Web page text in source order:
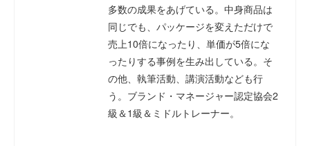
多数の成果をあげている。中身商品は
同じでも、パッケージを変えただけで
売上10倍になったり、単価が5倍にな
ったりする事例を生み出している。そ
の他、執筆活動、講演活動なども行
う。ブランド・マネージャー認定協会2
級＆1級＆ミドルトレーナー。